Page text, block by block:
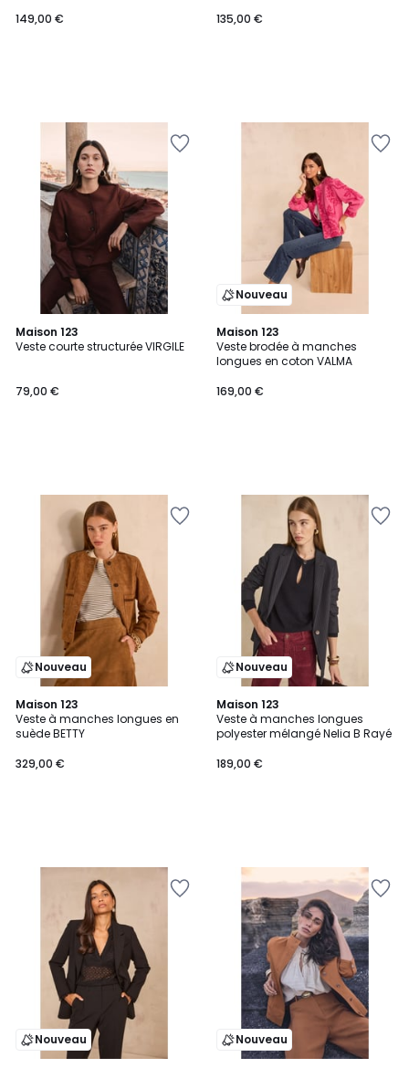
149,00 €
135,00 €
Maison 123
Veste courte structurée VIRGILE
79,00 €
Nouveau
Maison 123
Veste brodée à manches
longues en coton VALMA
169,00 €
Nouveau
Maison 123
Veste à manches longues en
suède BETTY
329,00 €
Nouveau
Maison 123
Veste à manches longues
polyester mélangé Nelia B Rayé
189,00 €
Nouveau Nouveau